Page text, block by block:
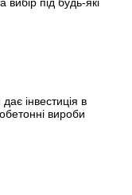
вибір під будь-які
інвестиція в
вироби